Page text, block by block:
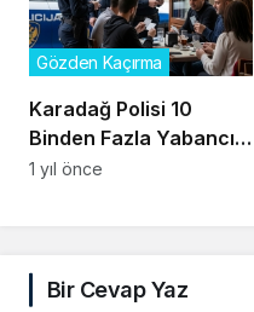
Karadağ Polisi 10
Binden Fazla Yabancıyı
Denetledi
Gözden Kaçırma
1 yıl önce
Bir Cevap Yaz